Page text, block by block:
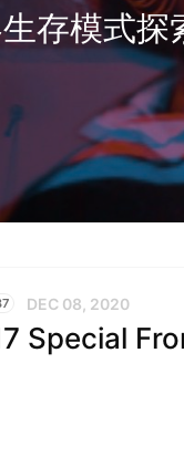
存模式
DEC 08, 2020
Special